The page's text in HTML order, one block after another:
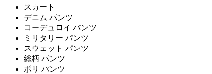
スカート
デニム パンツ
コーデュロイ パンツ
ミリタリー パンツ
スウェット パンツ
総柄 パンツ
ポリ パンツ